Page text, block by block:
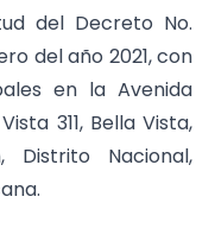
del Decreto No.
del año 2021, con
en la Avenida
311, Bella Vista,
Distrito Nacional,